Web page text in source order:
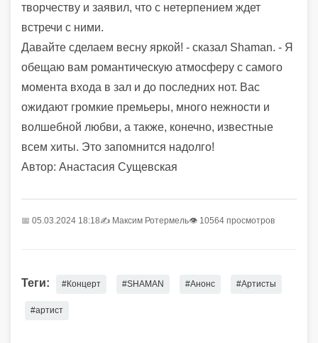
творчеству и заявил, что с нетерпением ждет
встречи с ними.
Давайте сделаем весну яркой! - сказал Shaman. - Я
обещаю вам романтическую атмосферу с самого
момента входа в зал и до последних нот. Вас
ожидают громкие премьеры, много нежности и
волшебной любви, а также, конечно, известные
всем хиты. Это запомнится надолго!
Автор: Анастасия Сущевская
📅 05.03.2024 18:18✍️ Максим Ротермель👁 10564 просмотров
Теги: #Концерт #SHAMAN #Анонс #Артисты
#артист